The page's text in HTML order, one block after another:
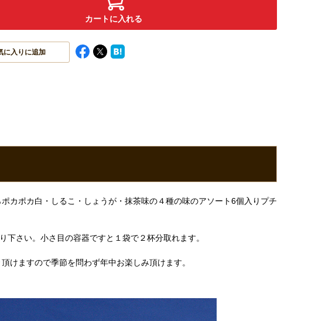
カートに入れる
に入りに追加
カポカ白・しるこ・しょうが・抹茶味の４種の味のアソート6個入りプチ
さい。小さ目の容器ですと１袋で２杯分取れます。
けますので季節を問わず年中お楽しみ頂けます。